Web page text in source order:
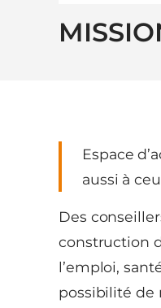
Espace
aussi à
Des
construction
l’emploi,
possibilité de